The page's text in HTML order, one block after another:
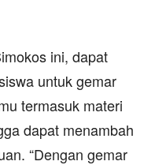
ini, dapat
untuk gemar
termasuk materi
dapat menambah
“Dengan gemar